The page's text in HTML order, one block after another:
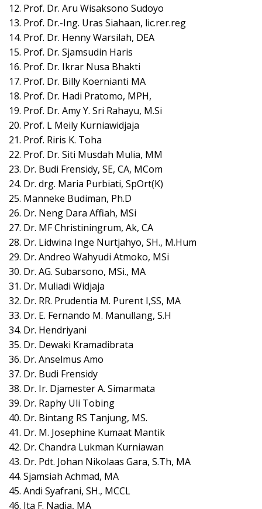
12. Prof. Dr. Aru Wisaksono Sudoyo
13. Prof. Dr.-Ing. Uras Siahaan, lic.rer.reg
14. Prof. Dr. Henny Warsilah, DEA
15. Prof. Dr. Sjamsudin Haris
16. Prof. Dr. Ikrar Nusa Bhakti
17. Prof. Dr. Billy Koernianti MA
18. Prof. Dr. Hadi Pratomo, MPH,
19. Prof. Dr. Amy Y. Sri Rahayu, M.Si
20. Prof. L Meily Kurniawidjaja
21. Prof. Riris K. Toha
22. Prof. Dr. Siti Musdah Mulia, MM
23. Dr. Budi Frensidy, SE, CA, MCom
24. Dr. drg. Maria Purbiati, SpOrt(K)
25. Manneke Budiman, Ph.D
26. Dr. Neng Dara Affiah, MSi
27. Dr. MF Christiningrum, Ak, CA
28. Dr. Lidwina Inge Nurtjahyo, SH., M.Hum
29. Dr. Andreo Wahyudi Atmoko, MSi
30. Dr. AG. Subarsono, MSi., MA
31. Dr. Muliadi Widjaja
32. Dr. RR. Prudentia M. Purent I,SS, MA
33. Dr. E. Fernando M. Manullang, S.H
34. Dr. Hendriyani
35. Dr. Dewaki Kramadibrata
36. Dr. Anselmus Amo
37. Dr. Budi Frensidy
38. Dr. Ir. Djamester A. Simarmata
39. Dr. Raphy Uli Tobing
40. Dr. Bintang RS Tanjung, MS.
41. Dr. M. Josephine Kumaat Mantik
42. Dr. Chandra Lukman Kurniawan
43. Dr. Pdt. Johan Nikolaas Gara, S.Th, MA
44. Sjamsiah Achmad, MA
45. Andi Syafrani, SH., MCCL
46. Ita F. Nadia, MA